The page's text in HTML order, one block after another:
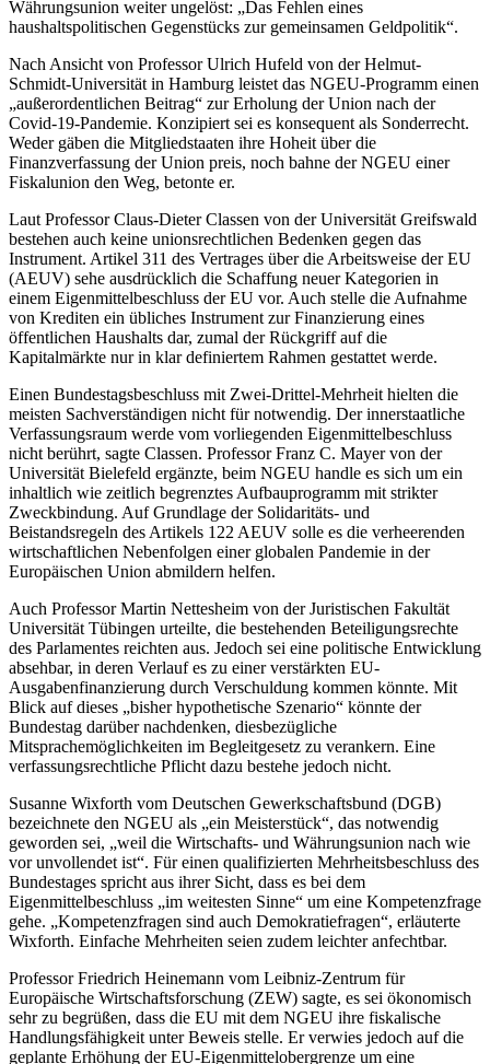
Währungsunion weiter ungelöst: „Das Fehlen eines
haushaltspolitischen Gegenstücks zur gemeinsamen Geldpolitik“.
Nach Ansicht von Professor Ulrich Hufeld von der Helmut-
Schmidt-Universität in Hamburg leistet das NGEU-Programm einen
„außerordentlichen Beitrag“ zur Erholung der Union nach der
Covid-19-Pandemie. Konzipiert sei es konsequent als Sonderrecht.
Weder gäben die Mitgliedstaaten ihre Hoheit über die
Finanzverfassung der Union preis, noch bahne der NGEU einer
Fiskalunion den Weg, betonte er.
Laut Professor Claus-Dieter Classen von der Universität Greifswald
bestehen auch keine unionsrechtlichen Bedenken gegen das
Instrument. Artikel 311 des Vertrages über die Arbeitsweise der EU
(AEUV) sehe ausdrücklich die Schaffung neuer Kategorien in
einem Eigenmittelbeschluss der EU vor. Auch stelle die Aufnahme
von Krediten ein übliches Instrument zur Finanzierung eines
öffentlichen Haushalts dar, zumal der Rückgriff auf die
Kapitalmärkte nur in klar definiertem Rahmen gestattet werde.
Einen Bundestagsbeschluss mit Zwei-Drittel-Mehrheit hielten die
meisten Sachverständigen nicht für notwendig. Der innerstaatliche
Verfassungsraum werde vom vorliegenden Eigenmittelbeschluss
nicht berührt, sagte Classen. Professor Franz C. Mayer von der
Universität Bielefeld ergänzte, beim NGEU handle es sich um ein
inhaltlich wie zeitlich begrenztes Aufbauprogramm mit strikter
Zweckbindung. Auf Grundlage der Solidaritäts- und
Beistandsregeln des Artikels 122 AEUV solle es die verheerenden
wirtschaftlichen Nebenfolgen einer globalen Pandemie in der
Europäischen Union abmildern helfen.
Auch Professor Martin Nettesheim von der Juristischen Fakultät
Universität Tübingen urteilte, die bestehenden Beteiligungsrechte
des Parlamentes reichten aus. Jedoch sei eine politische Entwicklung
absehbar, in deren Verlauf es zu einer verstärkten EU-
Ausgabenfinanzierung durch Verschuldung kommen könnte. Mit
Blick auf dieses „bisher hypothetische Szenario“ könnte der
Bundestag darüber nachdenken, diesbezügliche
Mitsprachemöglichkeiten im Begleitgesetz zu verankern. Eine
verfassungsrechtliche Pflicht dazu bestehe jedoch nicht.
Susanne Wixforth vom Deutschen Gewerkschaftsbund (DGB)
bezeichnete den NGEU als „ein Meisterstück“, das notwendig
geworden sei, „weil die Wirtschafts- und Währungsunion nach wie
vor unvollendet ist“. Für einen qualifizierten Mehrheitsbeschluss des
Bundestages spricht aus ihrer Sicht, dass es bei dem
Eigenmittelbeschluss „im weitesten Sinne“ um eine Kompetenzfrage
gehe. „Kompetenzfragen sind auch Demokratiefragen“, erläuterte
Wixforth. Einfache Mehrheiten seien zudem leichter anfechtbar.
Professor Friedrich Heinemann vom Leibniz-Zentrum für
Europäische Wirtschaftsforschung (ZEW) sagte, es sei ökonomisch
sehr zu begrüßen, dass die EU mit dem NGEU ihre fiskalische
Handlungsfähigkeit unter Beweis stelle. Er verwies jedoch auf die
geplante Erhöhung der EU-Eigenmittelobergrenze um eine